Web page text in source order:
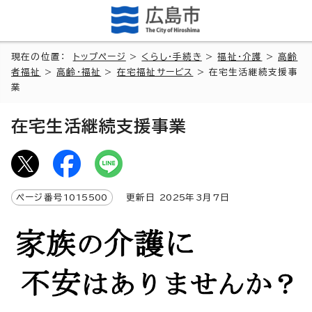
現在の位置： トップページ > くらし・手続き >福祉・介護 >高齢
者福祉
>高齢・福祉 > 在宅福祉サービス
> 在宅生活継続支援事
業
在宅生活継続支援事業
ページ番号 1015500 更新日 2025年3月7日